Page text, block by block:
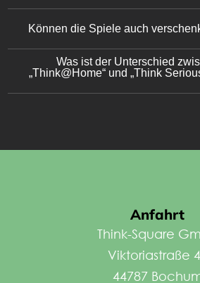
Können die Spiele auch
Was ist der Unterschied
„Think@Home“ und „Think
Anfahrt
Think-Square
Viktoriastraße
44787